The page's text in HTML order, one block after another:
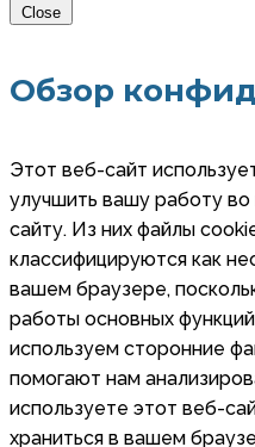
Close
Обзор
Этот веб-сайт
улучшить вашу работу
сайту. Из них файлы
классифицируются как
вашем браузере,
работы основных
используем сторонние
помогают нам
используете этот веб-
храниться в вашем